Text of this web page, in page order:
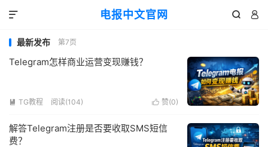
电报中文官网  

最新发布 第7页
Telegram怎样商业运营变现赚钱？
 赞(0)
 TG教程 阅读(104)
解答Telegram注册是否要收取SMS短信
费？